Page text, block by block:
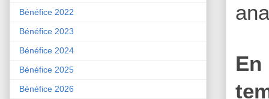
Bénéfice 2022
Bénéfice 2023
Bénéfice 2024
Bénéfice 2025
Bénéfice 2026